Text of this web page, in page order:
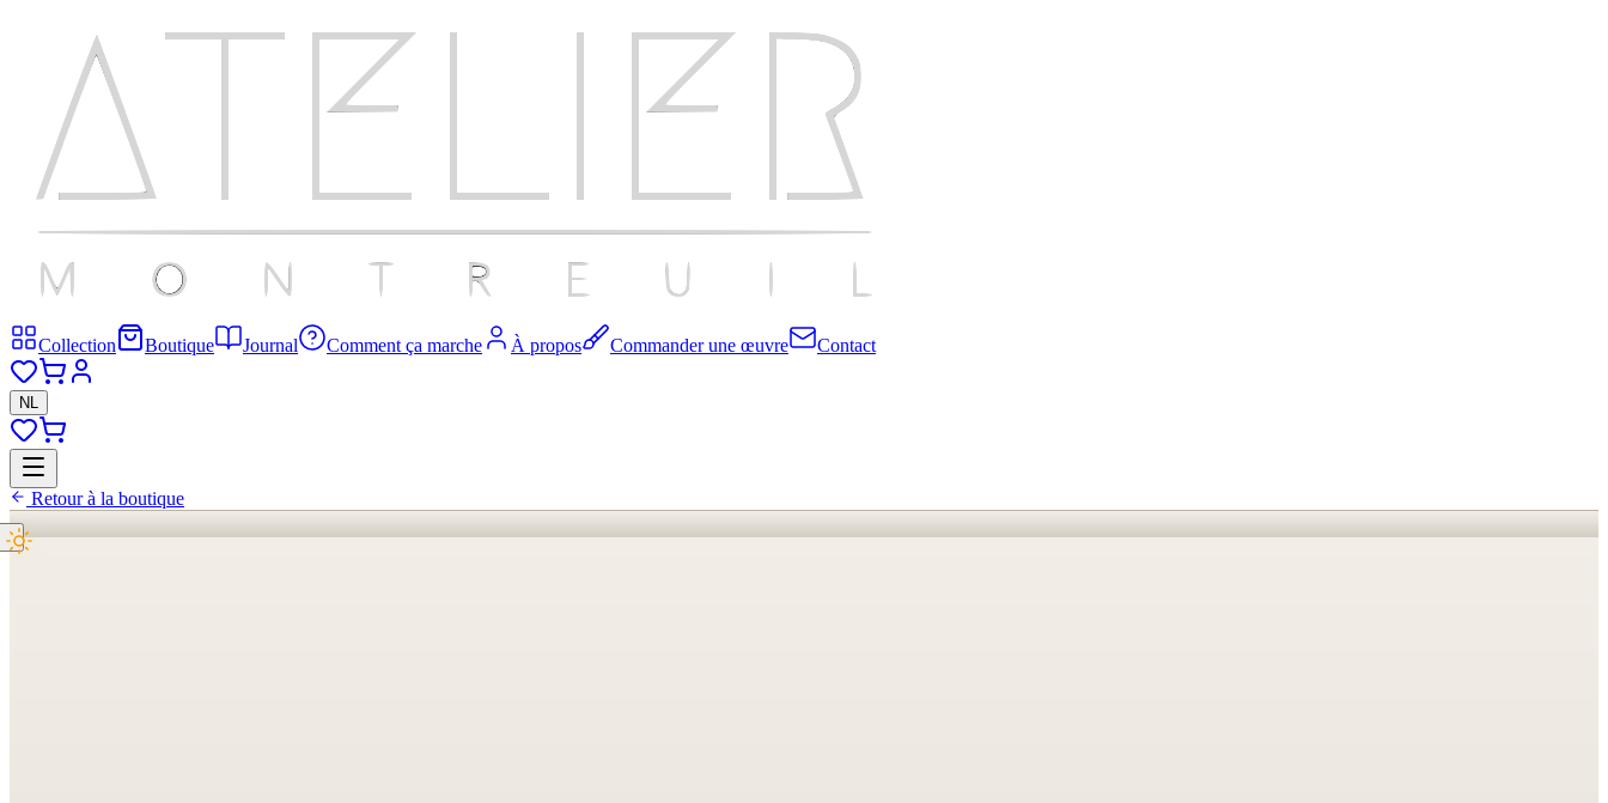
Collection Boutique Journal Comment ça marche À propos Commander une œuvre Contact
NL
Retour à la boutique